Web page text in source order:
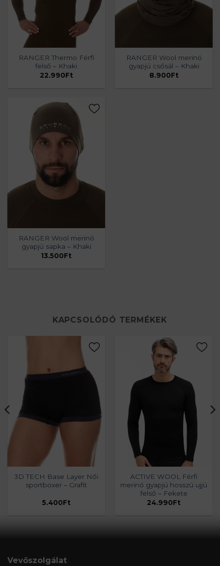
RANGER Thermo Férfi
felső – Khaki
22.990Ft
RANGER Wool merinó
gyapjú csősál – Khaki
8.900Ft
RANGER Wool merinó
gyapjú sapka – Khaki
13.500Ft
KAPCSOLÓDÓ TERMÉKEK
3D TECH Base Layer Női
sportboxer – Grafit
5.400Ft
ACTIVE WOOL Férfi
merinó gyapjú hosszú ujjú
felső – Fekete
24.990Ft
Vevőszolgálat